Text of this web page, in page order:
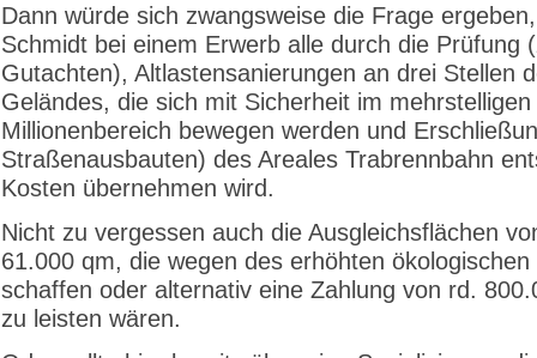
Dann würde sich zwangsweise die Frage
Schmidt bei einem Erwerb alle durch die Prüfung
Gutachten), Altlastensanierungen an drei Stellen
Geländes, die sich mit Sicherheit im mehrstelligen
Millionenbereich bewegen werden und
Straßenausbauten) des Areales Trabrennbahn
Kosten übernehmen wird.
Nicht zu vergessen auch die Ausgleichsflächen
61.000 qm, die wegen des erhöhten
schaffen oder alternativ eine Zahlung von rd.
zu leisten wären.